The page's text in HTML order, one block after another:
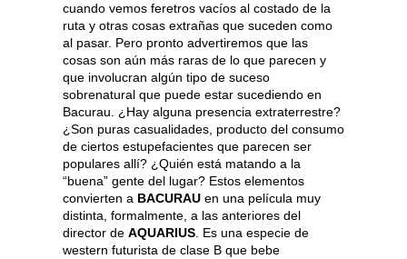
cuando vemos feretros vacíos al costado de la
ruta y otras cosas extrañas que suceden como
al pasar. Pero pronto advertiremos que las
cosas son aún más raras de lo que parecen y
que involucran algún tipo de suceso
sobrenatural que puede estar sucediendo en
Bacurau. ¿Hay alguna presencia extraterrestre?
¿Son puras casualidades, producto del consumo
de ciertos estupefacientes que parecen ser
populares allí? ¿Quién está matando a la
“buena” gente del lugar? Estos elementos
convierten a BACURAU en una película muy
distinta, formalmente, a las anteriores del
director de AQUARIUS. Es una especie de
western futurista de clase B que bebe